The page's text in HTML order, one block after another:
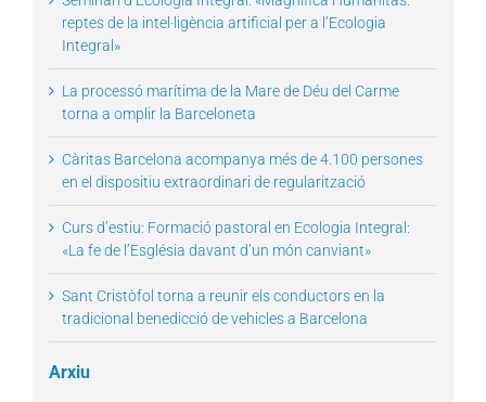
reptes de la intel·ligència artificial per a l’Ecologia
Integral»
La processó marítima de la Mare de Déu del Carme
torna a omplir la Barceloneta
Càritas Barcelona acompanya més de 4.100 persones
en el dispositiu extraordinari de regularització
Curs d’estiu: Formació pastoral en Ecologia Integral:
«La fe de l’Església davant d’un món canviant»
Sant Cristòfol torna a reunir els conductors en la
tradicional benedicció de vehicles a Barcelona
Arxiu